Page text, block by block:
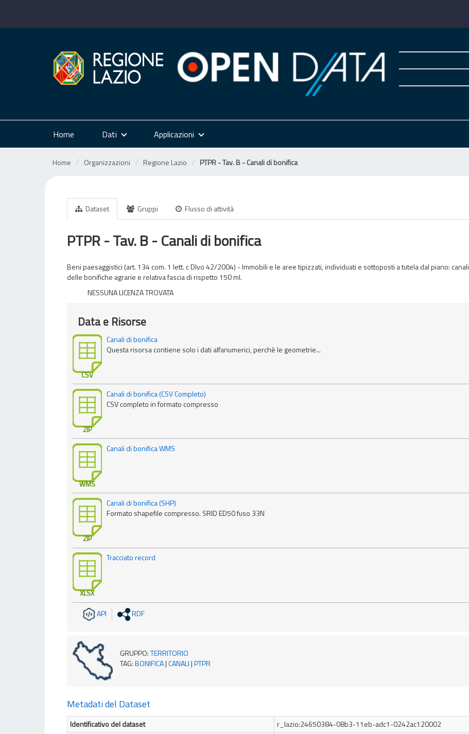
Home Dati Applicazioni
Home Organizzazioni Regione Lazio PTPR - Tav. B - Canali di bonifica
Dataset Gruppi Flusso di attività
PTPR - Tav. B - Canali di bonifica
Beni paesaggistici (art. 134 com. 1 lett. c Dlvo 42/2004) - Immobili e le aree tipizzati, individuati e sottoposti a tutela dal piano: canali
delle bonifiche agrarie e relativa fascia di rispetto 150 ml.
NESSUNA LICENZA TROVATA
Data e Risorse
CSV
Canali di bonifica
Questa risorsa contiene solo i dati alfanumerici, perchè le geometrie...
ZIP
Canali di bonifica (CSV Completo)
CSV completo in formato compresso
WMS
Canali di bonifica WMS
ZIP
Canali di bonifica (SHP)
Formato shapefile compresso. SRID ED50 fuso 33N
XLSX
Tracciato record
API RDF
GRUPPO:TERRITORIO
TAG:BONIFICA|CANALI|PTPR
Metadati del Dataset
Identificativo del dataset
r_lazio:24650384-08b3-11eb-adc1-0242ac120002